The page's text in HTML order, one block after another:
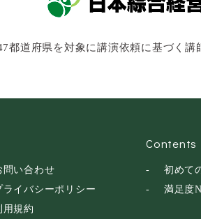
都道府県を対象に講演依頼に基づく講
問い合わせ
ライバシーポリシー
用規約
Contents
初めて
満足度